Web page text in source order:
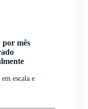
por mês
escala e